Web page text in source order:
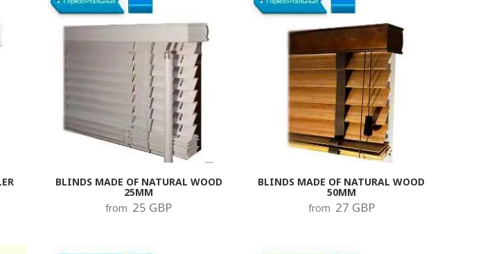
BLINDS MADE OF NATURAL WOOD
25MM
from 25 GBP
BLINDS MADE OF NATURAL WOOD
50MM
from 27 GBP